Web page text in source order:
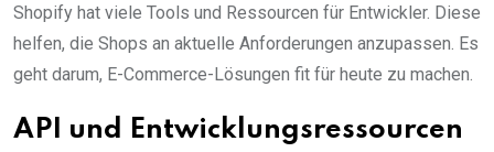
Shopify hat viele Tools und Ressourcen für Entwickler. Diese
helfen, die Shops an aktuelle Anforderungen anzupassen. Es
geht darum, E-Commerce-Lösungen fit für heute zu machen.
API und Entwicklungsressourcen